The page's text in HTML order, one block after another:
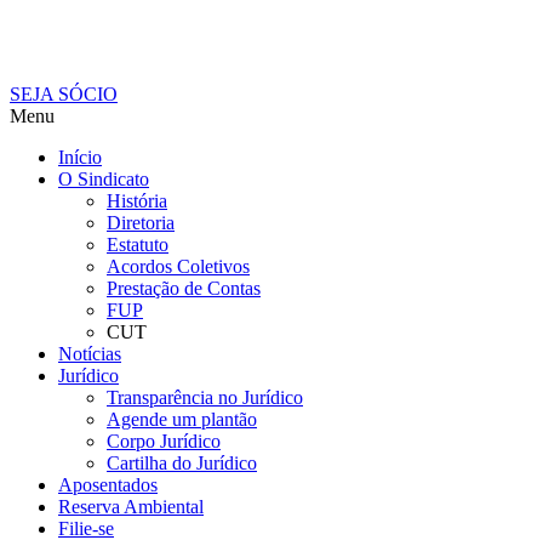
SEJA SÓCIO
Menu
Início
O Sindicato
História
Diretoria
Estatuto
Acordos Coletivos
Prestação de Contas
FUP
CUT
Notícias
Jurídico
Transparência no Jurídico
Agende um plantão
Corpo Jurídico
Cartilha do Jurídico
Aposentados
Reserva Ambiental
Filie-se